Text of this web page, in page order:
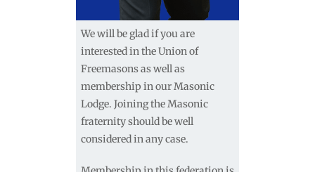
We will be glad if you are
interested in the Union of
Freemasons as well as
membership in our Masonic
Lodge. Joining the Masonic
fraternity should be well
considered in any case.